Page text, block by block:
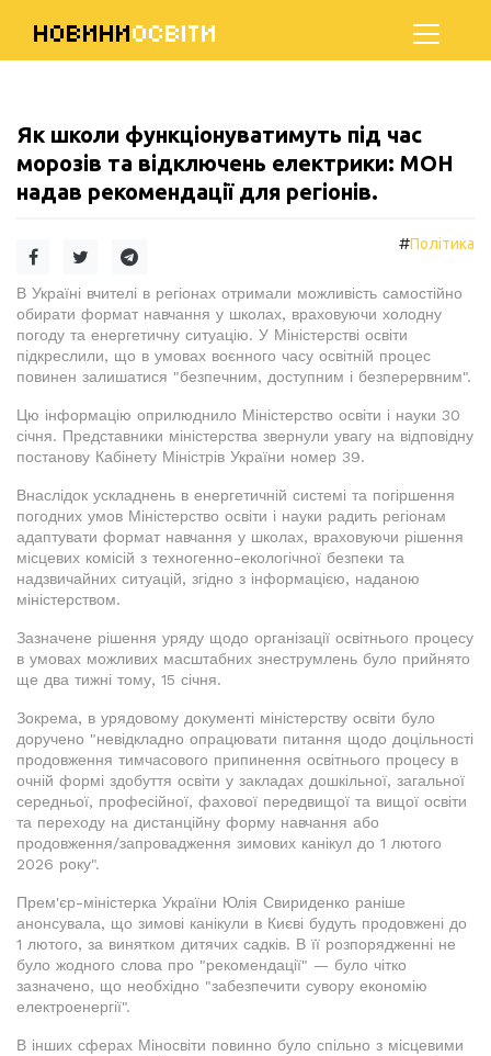
НОВИНИОСВІТИ
Як школи функціонуватимуть під час
морозів та відключень електрики: МОН
надав рекомендації для регіонів.
#Політика
В Україні вчителі в регіонах отримали можливість самостійно
обирати формат навчання у школах, враховуючи холодну
погоду та енергетичну ситуацію. У Міністерстві освіти
підкреслили, що в умовах воєнного часу освітній процес
повинен залишатися "безпечним, доступним і безперервним".
Цю інформацію оприлюднило Міністерство освіти і науки 30
січня. Представники міністерства звернули увагу на відповідну
постанову Кабінету Міністрів України номер 39.
Внаслідок ускладнень в енергетичній системі та погіршення
погодних умов Міністерство освіти і науки радить регіонам
адаптувати формат навчання у школах, враховуючи рішення
місцевих комісій з техногенно-екологічної безпеки та
надзвичайних ситуацій, згідно з інформацією, наданою
міністерством.
Зазначене рішення уряду щодо організації освітнього процесу
в умовах можливих масштабних знеструмлень було прийнято
ще два тижні тому, 15 січня.
Зокрема, в урядовому документі міністерству освіти було
доручено "невідкладно опрацювати питання щодо доцільності
продовження тимчасового припинення освітнього процесу в
очній формі здобуття освіти у закладах дошкільної, загальної
середньої, професійної, фахової передвищої та вищої освіти
та переходу на дистанційну форму навчання або
продовження/запровадження зимових канікул до 1 лютого
2026 року".
Прем'єр-міністерка України Юлія Свириденко раніше
анонсувала, що зимові канікули в Києві будуть продовжені до
1 лютого, за винятком дитячих садків. В її розпорядженні не
було жодного слова про "рекомендації" — було чітко
зазначено, що необхідно "забезпечити сувору економію
електроенергії".
В інших сферах Міносвіти повинно було спільно з місцевими